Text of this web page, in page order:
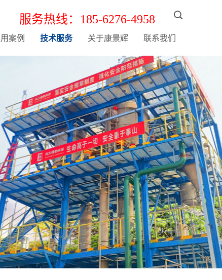
服务热线：185-6276-4958
案例 技术服务 关于康景辉 联系我们